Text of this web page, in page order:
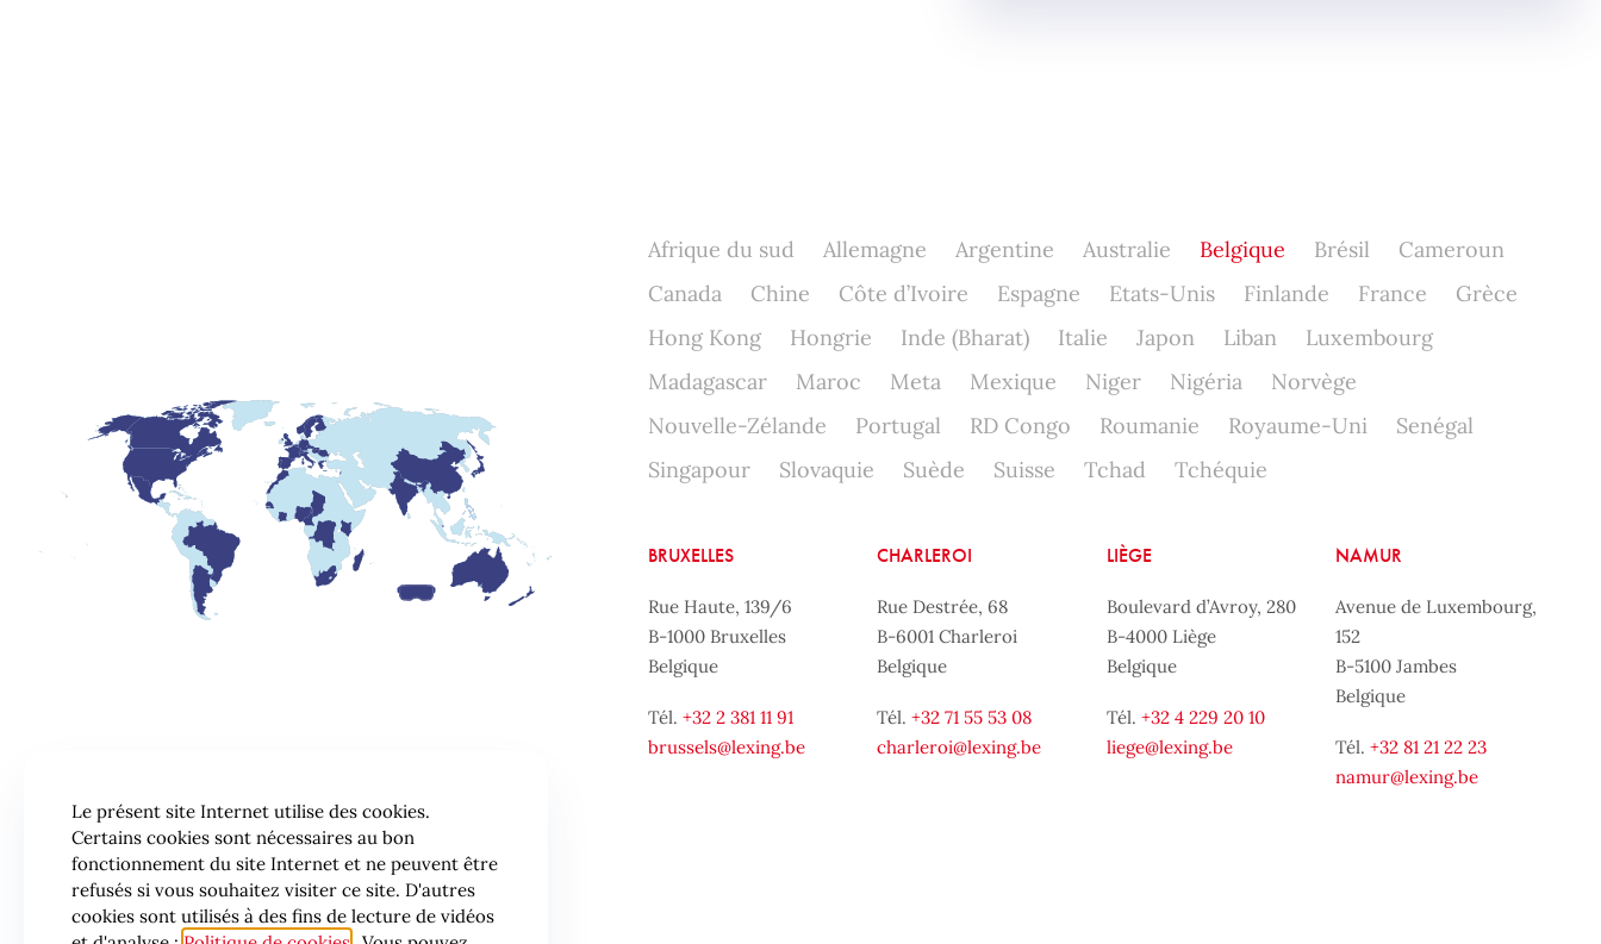
Afrique du sud Allemagne Argentine Australie Belgique Brésil
Cameroun
Canada
Chine Côte d’Ivoire Espagne Etats-Unis Finlande France
Grèce
Hong Kong
Hongrie Inde (Bharat) Italie Japon Liban
Luxembourg
Madagascar
Maroc Meta Mexique Niger Nigéria
Norvège
Nouvelle-Zélande
Portugal RD Congo Roumanie Royaume-Uni
Senégal
Singapour
Slovaquie Suède Suisse Tchad Tchéquie
BRUXELLES
Rue Haute, 139/6
B-1000 Bruxelles
Belgique
Tél. +32 2 381 11 91
brussels@lexing.be
CHARLEROI
Rue Destrée, 68
B-6001 Charleroi
Belgique
Tél.+32 71 55 53 08
charleroi@lexing.be
LIÈGE
Boulevard d’Avroy, 280
B-4000 Liège
Belgique
Tél. +32 4 229 20 10
liege@lexing.be
NAMUR
Avenue de Luxembourg,
152
B-5100 Jambes
Belgique
Tél.+32 81 21 22 23
namur@lexing.be
Le présent site Internet utilise des cookies.
Certains cookies sont nécessaires au bon
fonctionnement du site Internet et ne peuvent être
refusés si vous souhaitez visiter ce site. D'autres
cookies sont utilisés à des fins de lecture de vidéos